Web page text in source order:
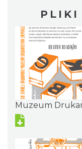
PLIKI
Muzeum